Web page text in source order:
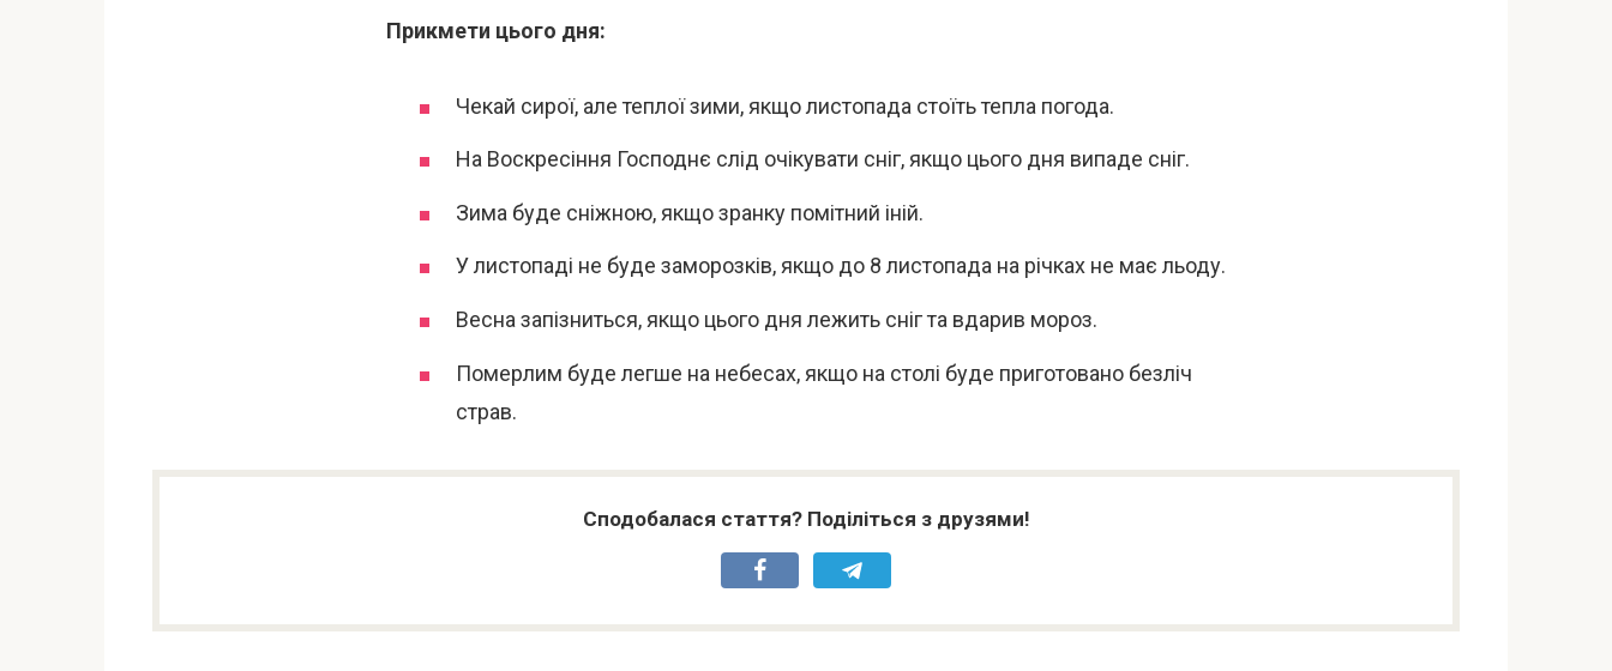
Прикмети цього дня:
Чекай сирої, але теплої зими, якщо листопада стоїть тепла погода.
На Воскресіння Господнє слід очікувати сніг, якщо цього дня випаде сніг.
Зима буде сніжною, якщо зранку помітний іній.
У листопаді не буде заморозків, якщо до 8 листопада на річках не має льоду.
Весна запізниться, якщо цього дня лежить сніг та вдарив мороз.
Померлим буде легше на небесах, якщо на столі буде приготовано безліч
страв.
Сподобалася стаття? Поділіться з друзями!